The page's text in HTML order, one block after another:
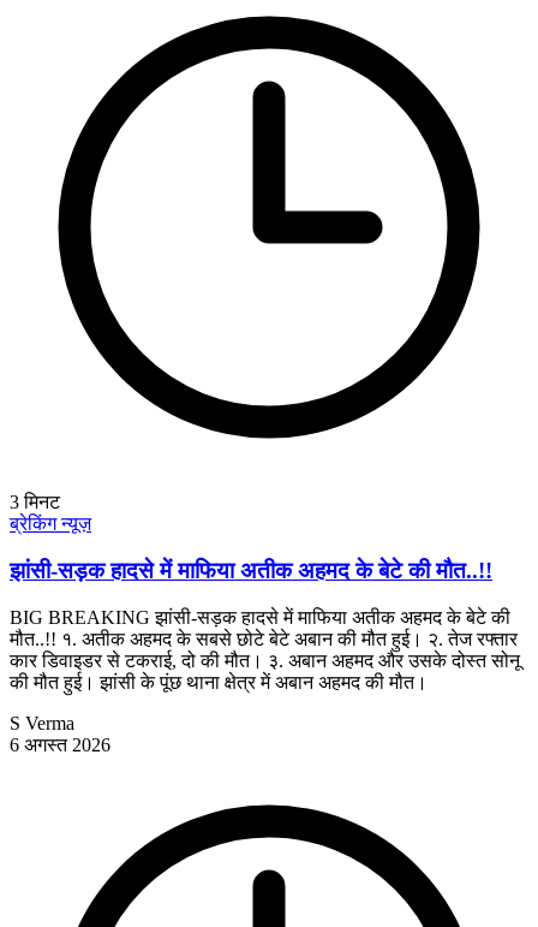
3मिनट
ब्रेकिंग न्यूज़
झांसी-सड़क हादसे में माफिया अतीक अहमद के बेटे की मौत..!!
BIG BREAKING झांसी-सड़क हादसे में माफिया अतीक अहमद के बेटे की
मौत..!! १. अतीक अहमद के सबसे छोटे बेटे अबान की मौत हुई। २. तेज रफ्तार
कार डिवाइडर से टकराई, दो की मौत। ३. अबान अहमद और उसके दोस्त सोनू
की मौत हुई। झांसी के पूंछ थाना क्षेत्र में अबान अहमद की मौत।
S Verma
6 अगस्त 2026